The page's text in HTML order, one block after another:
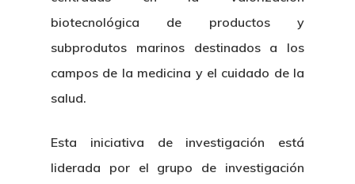
biotecnológica de productos y
subprodutos marinos destinados a los
campos de la medicina y el cuidado de la
salud.
Esta iniciativa de investigación está
liderada por el grupo de investigación